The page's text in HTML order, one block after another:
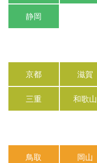
静岡
京都 滋賀
三重 和歌山
鳥取 岡山